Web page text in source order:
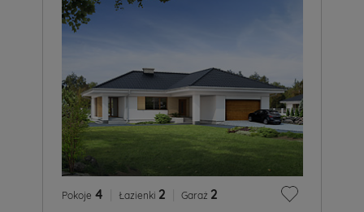
Pokoje 4 Łazienki 2 Garaż 2